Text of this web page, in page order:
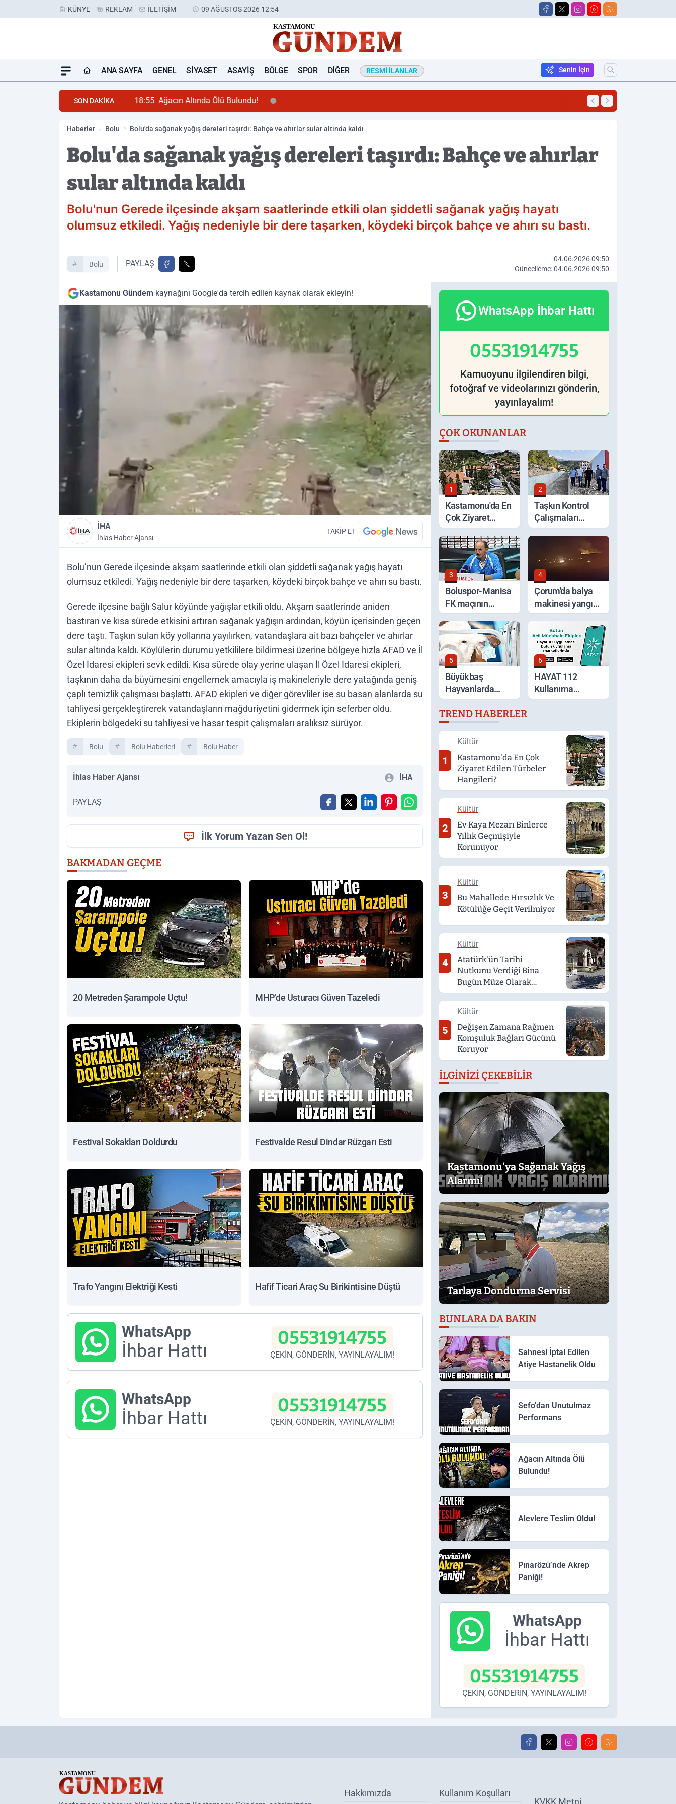
KÜNYE REKLAM İLETIŞIM 09 AĞUSTOS 2026 12:54
ANA SAYFA GENEL SIYASET ASAYIŞ BÖLGE SPOR DIĞER RESMI İLANLAR Senin İçin
SON DAKİKA 18:55 Ağacın Altında Ölü Bulundu! 18:21 Alevlere Teslim
Haberler Bolu Bolu'da sağanak yağış dereleri taşırdı: Bahçe ve ahırlar sular altında kaldı
Bolu'da sağanak yağış dereleri taşırdı: Bahçe ve ahırlar
sular altında kaldı
Bolu'nun Gerede ilçesinde akşam saatlerinde etkili olan şiddetli sağanak yağış hayatı
olumsuz etkiledi. Yağış nedeniyle bir dere taşarken, köydeki birçok bahçe ve ahırı su bastı.
Bolu PAYLAŞ
04.06.2026 09:50
Güncelleme: 04.06.2026 09:50
Kastamonu Gündem kaynağını Google'da tercih edilen kaynak olarak ekleyin!
İHA
İhlas Haber Ajansı
TAKİP ET
Bolu’nun Gerede ilçesinde akşam saatlerinde etkili olan şiddetli sağanak yağış hayatı
olumsuz etkiledi. Yağış nedeniyle bir dere taşarken, köydeki birçok bahçe ve ahırı su bastı.
Gerede ilçesine bağlı Salur köyünde yağışlar etkili oldu. Akşam saatlerinde aniden
bastıran ve kısa sürede etkisini artıran sağanak yağışın ardından, köyün içerisinden geçen
dere taştı. Taşkın suları köy yollarına yayılırken, vatandaşlara ait bazı bahçeler ve ahırlar
sular altında kaldı. Köylülerin durumu yetkililere bildirmesi üzerine bölgeye hızla AFAD ve İl
Özel İdaresi ekipleri sevk edildi. Kısa sürede olay yerine ulaşan İl Özel İdaresi ekipleri,
taşkının daha da büyümesini engellemek amacıyla iş makineleriyle dere yatağında geniş
çaplı temizlik çalışması başlattı. AFAD ekipleri ve diğer görevliler ise su basan alanlarda su
tahliyesi gerçekleştirerek vatandaşların mağduriyetini gidermek için seferber oldu.
Ekiplerin bölgedeki su tahliyesi ve hasar tespit çalışmaları aralıksız sürüyor.
Bolu Bolu Haberleri Bolu Haber
İhlas Haber Ajansı İHA
PAYLAŞ
İlk Yorum Yazan Sen Ol!
BAKMADAN GEÇME
20 Metreden Şarampole Uçtu! MHP’de Usturacı Güven Tazeledi
Festival Sokakları Doldurdu Festivalde Resul Dindar Rüzgarı Esti
Trafo Yangını Elektriği Kesti Hafif Ticari Araç Su Birikintisine Düştü
WhatsApp
İhbar Hattı
05531914755
ÇEKİN, GÖNDERİN, YAYINLAYALIM!
WhatsApp
İhbar Hattı
05531914755
ÇEKİN, GÖNDERİN, YAYINLAYALIM!
WhatsApp İhbar Hattı
05531914755
Kamuoyunu ilgilendiren bilgi,
fotoğraf ve videolarınızı gönderin,
yayınlayalım!
ÇOK OKUNANLAR
1
Kastamonu'da En
Çok Ziyaret
Edilen Türbeler
Hangileri?
2
Taşkın Kontrol
Çalışmaları
Yerinde İncelendi
3
Boluspor-Manisa
FK maçının
ardından
4
Çorum'da balya
makinesi yangına
sebep oldu: 500
dönüm anız küle
döndü
5
Büyükbaş
Hayvanlarda
Dijital Takip
Dönemi Başlıyor
6
HAYAT 112
Kullanıma
Sunuldu
TREND HABERLER
1
Kültür
Kastamonu'da En Çok
Ziyaret Edilen Türbeler
Hangileri?
2
Kültür
Ev Kaya Mezarı Binlerce
Yıllık Geçmişiyle
Korunuyor
3
Kültür
Bu Mahallede Hırsızlık Ve
Kötülüğe Geçit Verilmiyor
4
Kültür
Atatürk'ün Tarihi
Nutkunu Verdiği Bina
Bugün Müze Olarak
Hizmet Veriyor
5
Kültür
Değişen Zamana Rağmen
Komşuluk Bağları Gücünü
Koruyor
İLGINIZI ÇEKEBILIR
Kastamonu'ya Sağanak Yağış
Alarmı!
Tarlaya Dondurma Servisi
BUNLARA DA BAKIN
Sahnesi İptal Edilen
Atiye Hastanelik Oldu
Sefo'dan Unutulmaz
Performans
Ağacın Altında Ölü
Bulundu!
Alevlere Teslim Oldu!
Pınarözü’nde Akrep
Paniği!
WhatsApp
İhbar Hattı
05531914755
ÇEKİN, GÖNDERİN, YAYINLAYALIM!
Hakkımızda Kullanım Koşulları
KVKK Metni